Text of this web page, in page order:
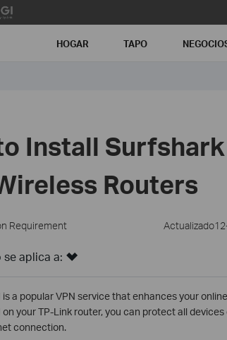
HOGAR TAPO
Install Surfshark
Routers
Requirement
aplica a:
a popular VPN service that enhances your
on your TP-Link router, you can protect all
connection.